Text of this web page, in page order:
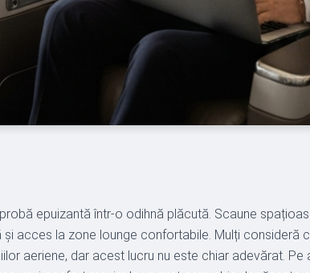
epuizantă într-o odihnă plăcută. Scaune
acces la zone lounge confortabile. Mulți consideră
aeriene, dar acest lucru nu este chiar adevărat. Pe